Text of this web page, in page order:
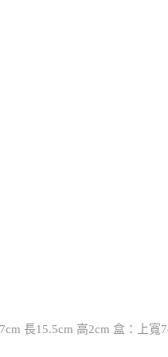
長15.5cm 高2cm 盒：上寬